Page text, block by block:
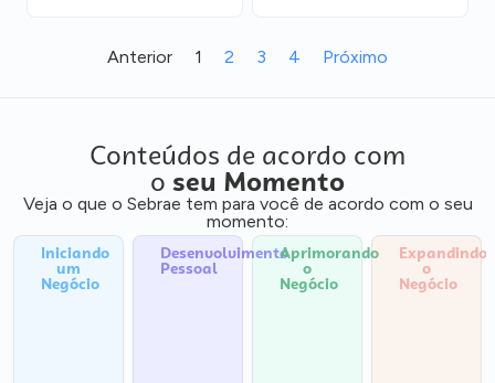
Anterior 1 2 3 4 Próximo
Conteúdos de acordo com
o seu Momento
Veja o que o Sebrae tem para você de acordo com o seu
momento:
Iniciando
um
Negócio
Desenvolvimento
Pessoal
Aprimorando
o
Negócio
Expandindo
o
Negócio